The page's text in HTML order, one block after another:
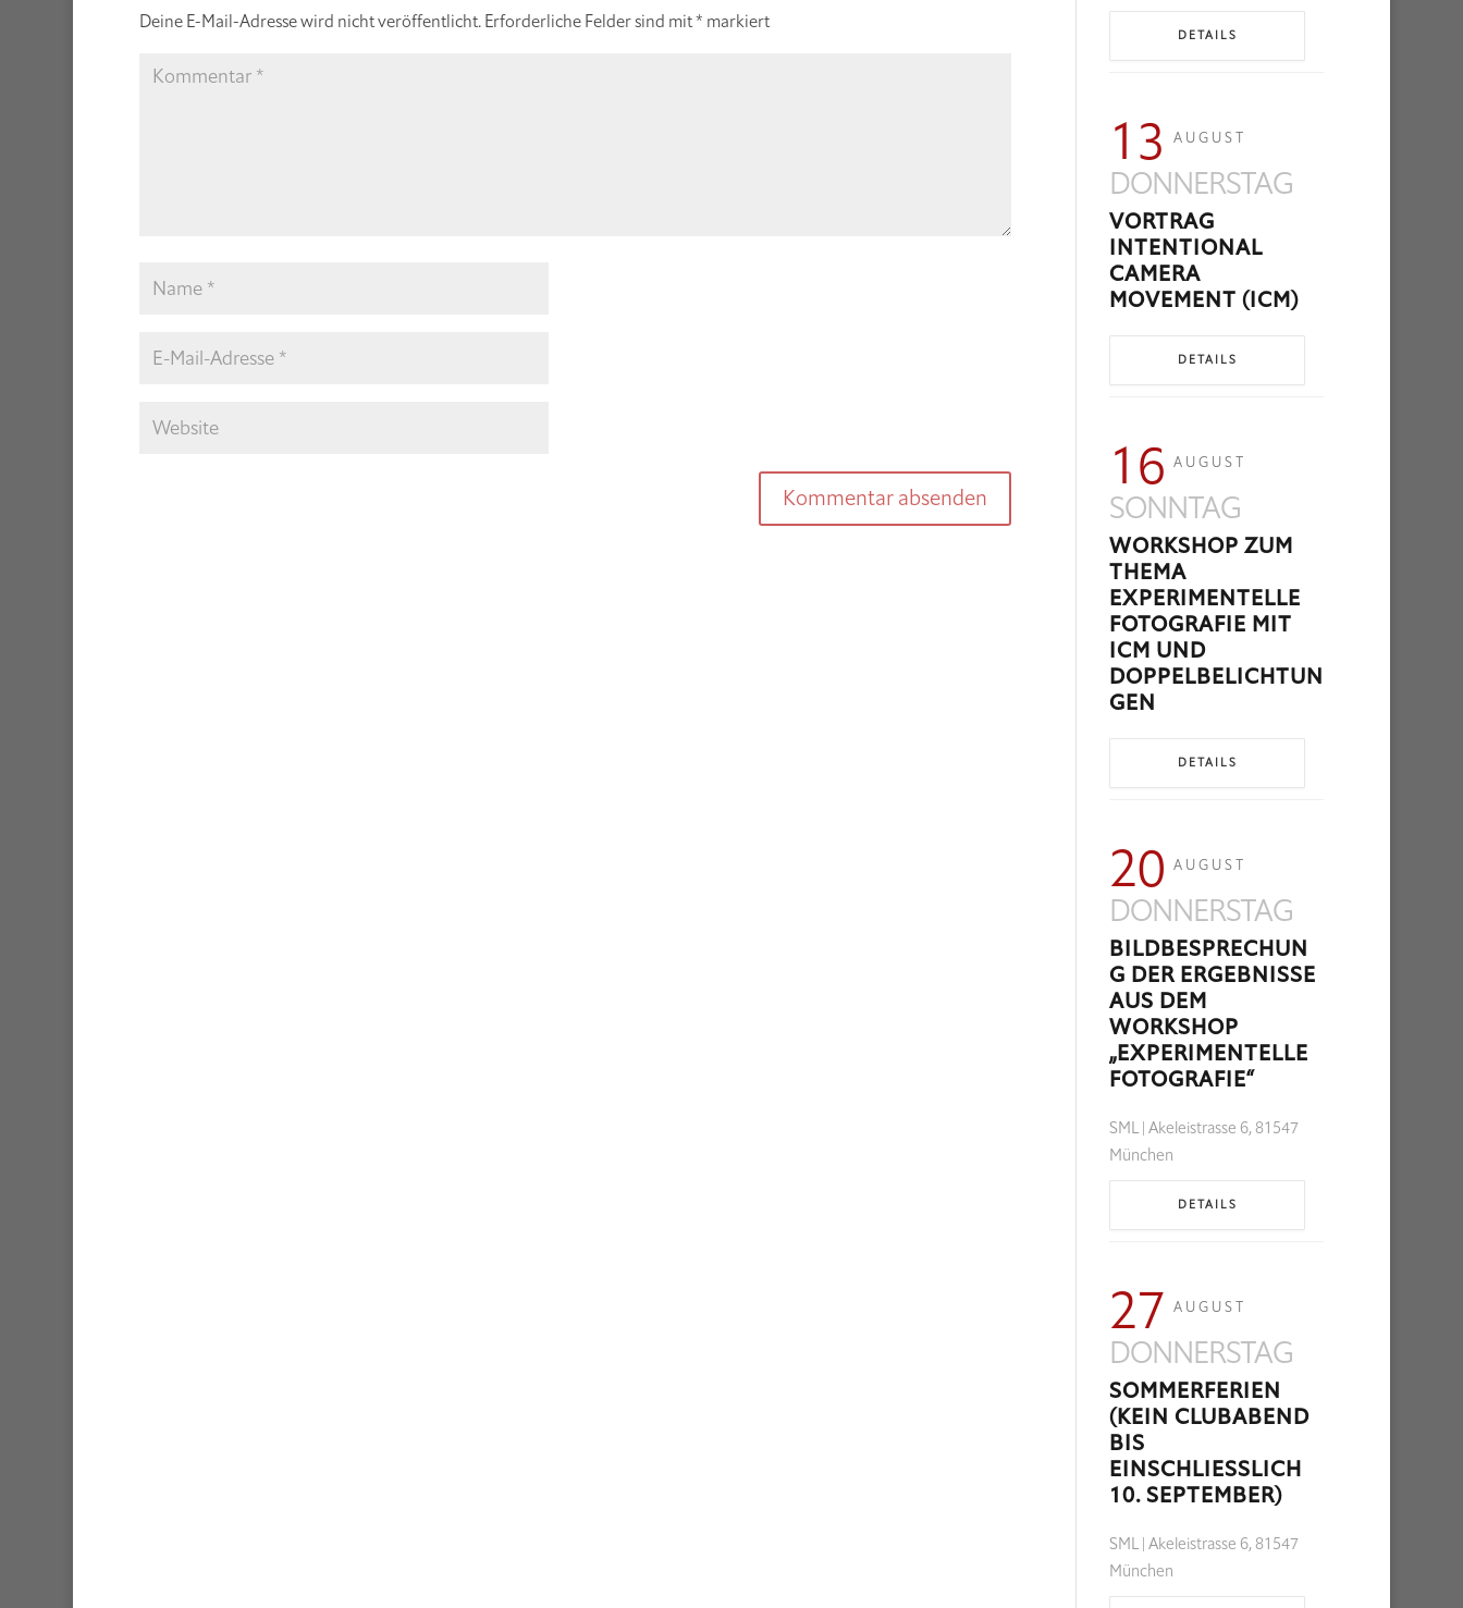
Deine E-Mail-Adresse wird nicht veröffentlicht. Erforderliche Felder sind mit* markiert
DETAILS
13 AUGUST
DONNERSTAG
VORTRAG
INTENTIONAL
CAMERA
MOVEMENT (ICM)
DETAILS
16 AUGUST
SONNTAG
WORKSHOP ZUM
THEMA
EXPERIMENTELLE
FOTOGRAFIE MIT
ICM UND
DOPPELBELICHTUN
GEN
DETAILS
20 AUGUST
DONNERSTAG
BILDBESPRECHUN
G DER ERGEBNISSE
AUS DEM
WORKSHOP
„EXPERIMENTELLE
FOTOGRAFIE“
SML | Akeleistrasse 6, 81547
München
DETAILS
27 AUGUST
DONNERSTAG
SOMMERFERIEN
(KEIN CLUBABEND
BIS
EINSCHLIESSLICH 1
0. SEPTEMBER)
SML | Akeleistrasse 6, 81547
München